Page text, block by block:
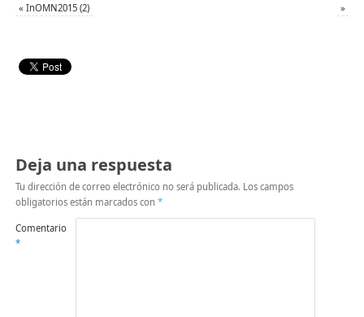
« InOMN2015 (2) »
Deja una respuesta
Tu dirección de correo electrónico no será publicada. Los campos
obligatorios están marcados con *
Comentario
*